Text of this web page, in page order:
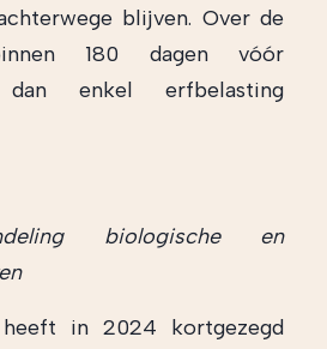
blijven. Over de
180 dagen vóór
enkel erfbelasting
biologische en
in 2024 kortgezegd